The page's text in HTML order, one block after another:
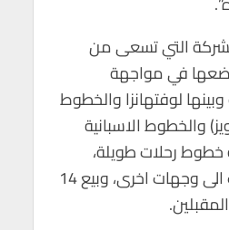
التي تسعى من
في مواجهة
لوفتهانزا والخطوط
والخطوط الاسبانية
خطوط رحلات طويلة،
وخفض عدد الرحلات الى وجهات اخرى، وبيع 14